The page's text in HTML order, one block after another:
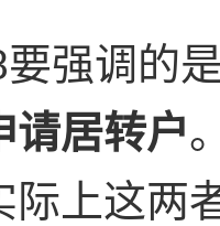
要强调的
请居转户
际上这两